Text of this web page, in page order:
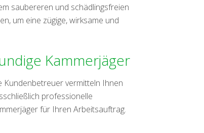
saubereren und schädlingsfreien
um eine zügige, wirksame und
Kammerjäger
Kundenbetreuer vermitteln Ihnen
professionelle
für Ihren Arbeitsauftrag.